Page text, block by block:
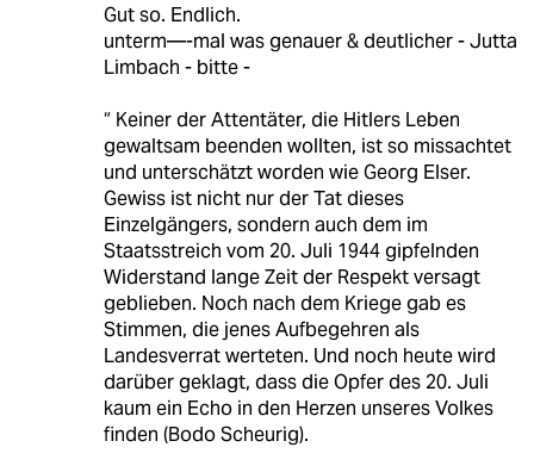
Gut so. Endlich.
unterm—-mal was genauer & deutlicher - Jutta
Limbach - bitte -
“ Keiner der Attentäter, die Hitlers Leben
gewaltsam beenden wollten, ist so missachtet
und unterschätzt worden wie Georg Elser.
Gewiss ist nicht nur der Tat dieses
Einzelgängers, sondern auch dem im
Staatsstreich vom 20. Juli 1944 gipfelnden
Widerstand lange Zeit der Respekt versagt
geblieben. Noch nach dem Kriege gab es
Stimmen, die jenes Aufbegehren als
Landesverrat werteten. Und noch heute wird
darüber geklagt, dass die Opfer des 20. Juli
kaum ein Echo in den Herzen unseres Volkes
finden (Bodo Scheurig).